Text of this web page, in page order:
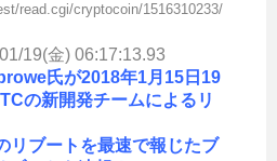
read.cgi/cryptocoin/1516310233/
19(金) 06:17:13.93
氏が2018年1月15日19
の新開発チームによるリ
リブートを最速で報じたブ